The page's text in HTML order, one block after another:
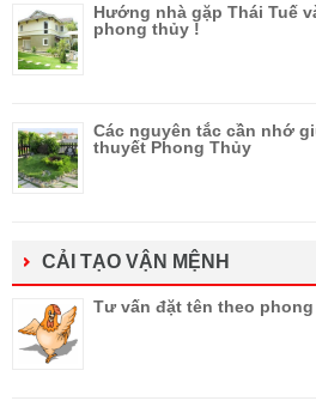
Hướng nhà gặp Thái Tuế
phong thủy !
Các nguyên tắc cần nhớ
thuyết Phong Thủy
CẢI TẠO VẬN MỆNH
Tư vấn đặt tên theo